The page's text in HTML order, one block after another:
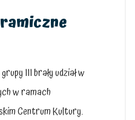
III brały udział w
w ramach
Centrum Kultury.